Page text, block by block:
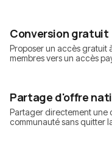
Conversion
Proposer un accès gratuit
membres vers un accès
Partage d'offre
Partager directement une
communauté sans quitter